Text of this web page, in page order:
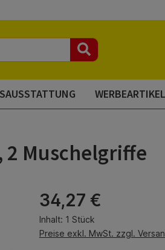
WERBEARTIKEL
2 Muschelgriffe
Regulärer Preis:
34,27 €
Inhalt: 1 Stück
Preise exkl. MwSt. zzgl.